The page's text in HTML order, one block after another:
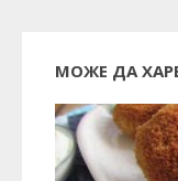
МОЖЕ ДА